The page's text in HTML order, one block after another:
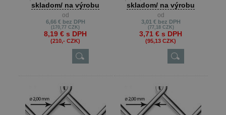
zákazník potrebuje napr. 22m ,
13m atď.
Min. odber je 10 m.
skladom/ na výrobu
od
6,66 € bez DPH
(170,77 CZK)
8,19 € s DPH
(210,- CZK)
zákazník potrebuje napr. 22m ,
13m atď.
Min. odber je 10 m.
skladom/ na výrobu
od
3,01 € bez DPH
(77,18 CZK)
3,71 € s DPH
(95,13 CZK)